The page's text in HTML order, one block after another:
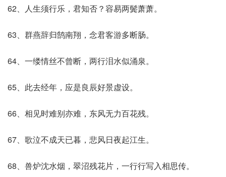
62、人生须行乐，君知否？容易两鬓萧萧。
63、群燕辞归鹄南翔，念君客游多断肠。
64、一缕情丝不曾断，两行泪水似涌泉。
65、此去经年，应是良辰好景虚设。
66、相见时难别亦难，东风无力百花残。
67、歌泣不成天已暮，悲风日夜起江生。
68、兽炉沈水烟，翠沼残花片，一行行写入相思传。